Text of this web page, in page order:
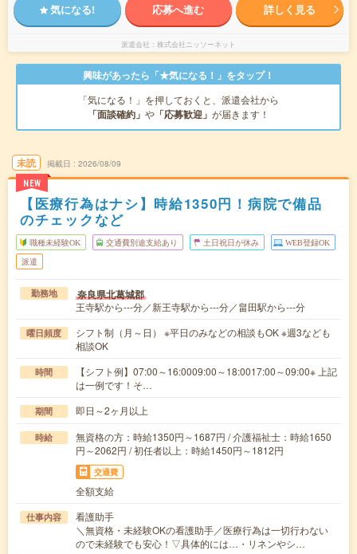
気になる! 応募へ進む 詳しく見る
派遣会社 株式会社ニッソーネット
興味があったら「★気になる！」をタップ！
「気になる！」を押しておくと、派遣会社から
「面談確約」 や 「応募歓迎」 が届きます！
未読
NEW
掲載日 2026/08/09
【医療行為はナシ】時給1350円！病院で備品
のチェックなど
職種未経験OK 交通費別途支給あり 土日祝日が休み WEB登録OK
派遣
勤務地 奈良県北葛城郡
王寺駅から---分／新王寺駅から---分／畠田駅から---分
曜日頻度
シフト制（月～日） ※平日のみなどの相談もOK ※週3なども
相談OK
時間
【シフト例】07:00～16:0009:00～18:0017:00～09:00※ 上記
は一例です！そ…
期間 即日～2ヶ月以上
時給
無資格の方：時給1350円～1687円 / 介護福祉士：時給1650
円～2062円 / 初任者以上：時給1450円～1812円
交通費
全額支給
仕事内容
看護助手
＼無資格・未経験OKの看護助手／医療行為は一切行わない
ので未経験でも安心！▽具体的には…・リネンやシ…